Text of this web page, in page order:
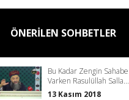
ÖNERİLEN SOHBETLER
Bu Kadar Zengin Sahabe
Varken Rasulüllah Salla...
13 Kasım 2018